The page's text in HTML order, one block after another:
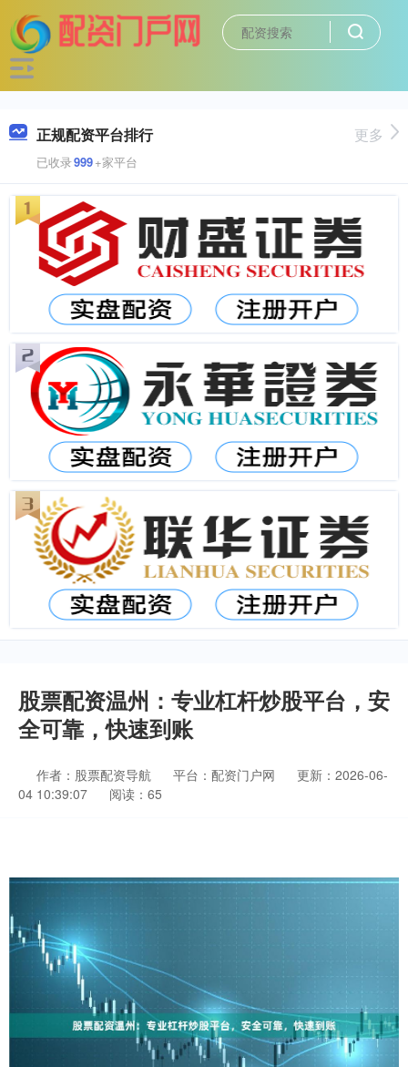
正规配资平台排行
已收录999+家平台
更多
股票配资温州：专业杠杆炒股平台，安
全可靠，快速到账
作者：股票配资导航 平台：配资门户网
更新：2026-06-
04 10:39:07
阅读：65